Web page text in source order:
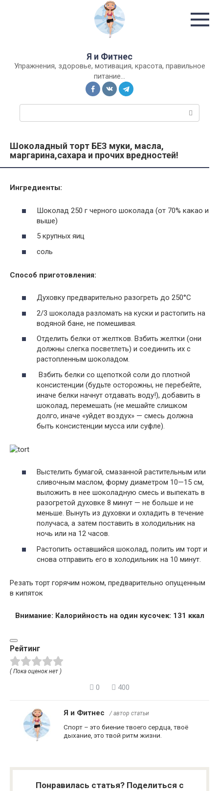
Я и Фитнес
Упражнения, здоровье, мотивация, красота, правильное
питание…
о
к
Шоколадный торт БЕЗ муки, масла,
маргарина,сахара и прочих вредностей!
Ингредиенты:
Шоколад 250 г черного шоколада (от 70% какао и
выше)
5 крупных яиц
соль
Способ приготовления:
Духовку предварительно разогреть до 250°С
2/3 шоколада разломать на куски и растопить на
водяной бане, не помешивая.
Отделить белки от желтков. Взбить желтки (они
должны слегка посветлеть) и соединить их с
растопленным шоколадом.
Взбить белки со щепоткой соли до плотной
консистенции (будьте осторожны, не перебейте,
иначе белки начнут отдавать воду!), добавить в
шоколад, перемешать (не мешайте слишком
долго, иначе «уйдет воздух» — смесь должна
быть консистенции мусса или суфле).
Выстелить бумагой, смазанной растительным или
сливочным маслом, форму диаметром 10—15 см,
выложить в нее шоколадную смесь и выпекать в
разогретой духовке 8 минут — не больше и не
меньше. Вынуть из духовки и охладить в течение
получаса, а затем поставить в холодильник на
ночь или на 12 часов.
Растопить оставшийся шоколад, полить им торт и
снова отправить его в холодильник на 10 минут.
Резать торт горячим ножом, предварительно опущенным
в кипяток
Внимание: Калорийность на один кусочек: 131 ккал
Рейтинг
( Пока оценок нет )
0 400
Я и Фитнес / автор статьи
Спорт – это биение твоего сердца, твоё
дыхание, это твой ритм жизни.
Понравилась статья? Поделиться с